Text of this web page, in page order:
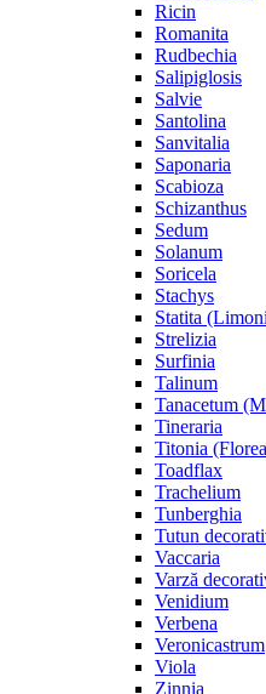
Ricin
Romanita
Rudbechia
Salipiglosis
Salvie
Santolina
Sanvitalia
Saponaria
Scabioza
Schizanthus
Sedum
Solanum
Soricela
Stachys
Statita
Strelizia
Surfinia
Talinum
Tanacetum
Tineraria
Titonia
Toadflax
Trachelium
Tunberghia
Tutun
Vaccaria
Varză
Venidium
Verbena
Veronicastrum
Viola
Zinnia